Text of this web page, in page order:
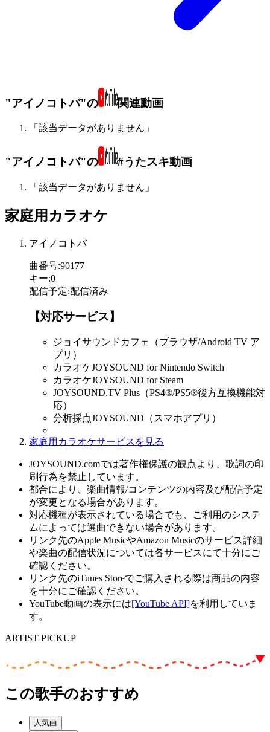
"アイノコトバ"の 関連動画
「該当データがありません」
"アイノコトバ"の #うたスキ動画
「該当データがありません」
家庭用カラオケ
アイノコトバ
曲番号:90177
キー:0
配信予定:配信済み
【対応サービス】
ジョイサウンドカフェ（ブラウザ/Android TV ア
プリ）
カラオケJOYSOUND for Nintendo Switch
カラオケJOYSOUND for Steam
JOYSOUND.TV Plus（PS4®/PS5®後方互換機能対
応）
分析採点JOYSOUND（スマホアプリ）
家庭用カラオケサービスを見る
JOYSOUND.comでは著作権保護の観点より、歌詞の印
刷行為を禁止しています。
都合により、楽曲情報/コンテンツの内容及び配信予定
が変更となる場合があります。
対応機種が表示されている場合でも、ご利用のシステ
ムによっては選曲できない場合があります。
リンク先のApple MusicやAmazon Musicのサービス詳細
や楽曲の配信状況については各サービスにて十分にご
確認ください。
リンク先のiTunes Storeでご購入される際は商品の内容
を十分にご確認ください。
YouTube動画の表示には[YouTube API]を利用していま
す。
ARTIST PICKUP
この歌手のおすすめ
人気曲